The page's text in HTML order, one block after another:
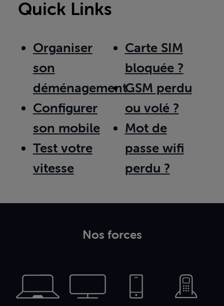
Quick Links
Organiser
son
déménagement
Configurer
son mobile
Test votre
vitesse
Carte SIM
bloquée ?
GSM perdu
ou volé ?
Mot de
passe wifi
perdu ?
Nos forces